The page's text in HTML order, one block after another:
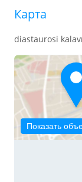
Карта
diastaurosi
Показать